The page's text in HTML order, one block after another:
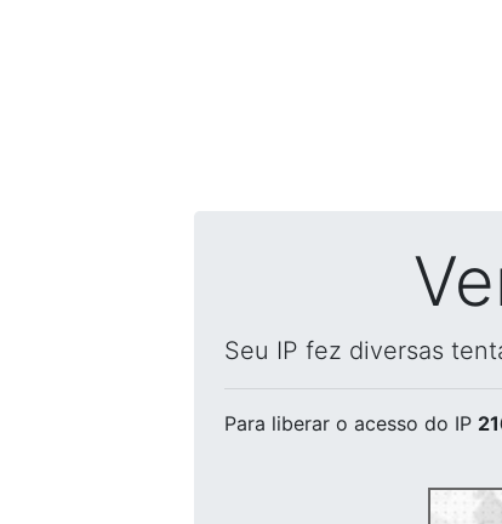
Seu IP fez diversas
Para liberar o acesso do IP